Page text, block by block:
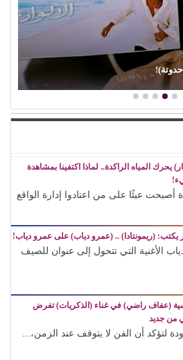
يحرك المياه الراكدة.. لماذا اكتفينا بمشاهدة
أصبحت عبئًا على من اعتادوا إدارة الواقع
يكتب: (ريمونتادا) .. (عمرو دياب) على عمرو دياب!
الأغنية التي تتحول إلى عنوان للصيف
(عفاف راضي) في غناء (الذكريات) تفرض
من جديد
لتؤكد أن الفن لا يتوقف عند الزمن،...